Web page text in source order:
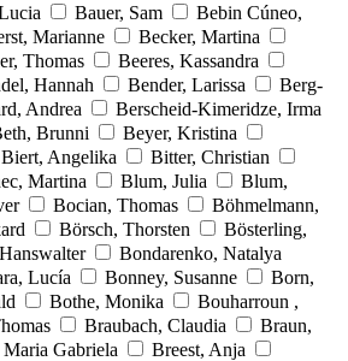
Bauer, Sam
Bebin Cúneo,
Marianne
Becker, Martina
Thomas
Beeres, Kassandra
Hannah Bender, Larissa
Berg-
Andrea
Berscheid-Kimeridze, Irma
Brunni
Beyer, Kristina
Biert, Angelika
Bitter, Christian
Martina Blum, Julia
Blum,
Bocian, Thomas
Böhmelmann,
Börsch, Thorsten
Bösterling,
Bondarenko, Natalya
Lucía Bonney, Susanne
Born,
Bothe, Monika
Bouharroun ,
Braubach, Claudia
Braun,
Gabriela
Breest, Anja